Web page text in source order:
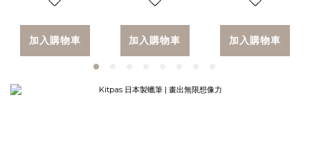
加入購物車 加入購物車 加入購物車